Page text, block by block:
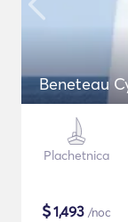
Beneteau
Plachetnica
$1,493 /noc